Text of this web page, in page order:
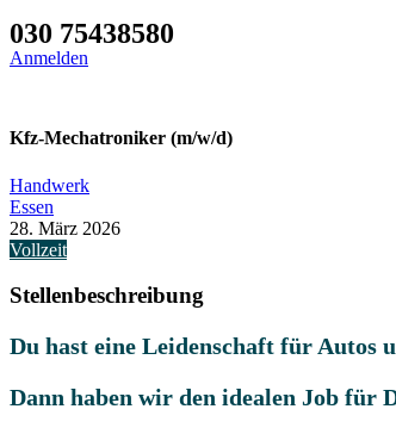
030 75438580
Anmelden
Kfz-Mechatroniker (m/w/d)
Handwerk
Essen
28. März 2026
Vollzeit
Stellenbeschreibung
Du hast eine Leidenschaft für
Dann haben wir den idealen Job